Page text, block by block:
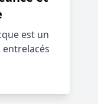
est un